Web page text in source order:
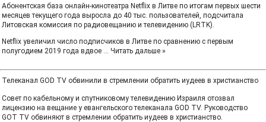
Абонентская база онлайн-кинотеатра Netflix в Литве по итогам первых шести
месяцев текущего года выросла до 40 тыс. пользователей, подсчитала
Литовская комиссия по радиовещанию и телевидению (LRTK).
Netflix увеличил число подписчиков в Литве по сравнению с первым
полугодием 2019 года вдвое ... Читать дальше »
Телеканал GOD TV обвинили в стремлении обратить иудеев в христианство
Совет по кабельному и спутниковому телевидению Израиля отозвал
лицензию на вещание у евангельского телеканала GOD TV. Руководство
GOT TV обвиняют в стремлении обратить иудеев в христианство.